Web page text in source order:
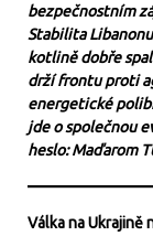
bezpečnostním
Stabilita
kotlině dobře
drží frontu proti
energetické
jde o společnou
heslo: Maďarom
Válka na Ukrajině